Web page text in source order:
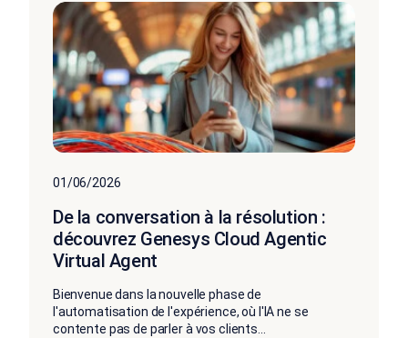
01/06/2026
De la conversation à la résolution :
découvrez Genesys Cloud Agentic
Virtual Agent
󠀰Bienvenue dans la nouvelle phase de
l'automatisation de l'expérience, où l'IA ne se
contente pas de parler à vos clients...